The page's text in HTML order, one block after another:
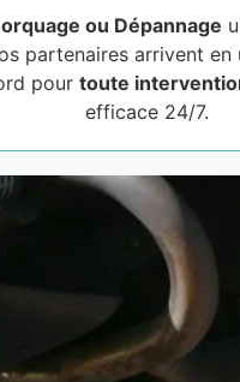
ou Dépannage
partenaires arrivent en
pour toute
efficace 24/7.